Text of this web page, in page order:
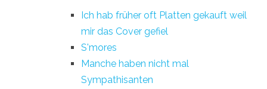
Ich hab früher oft Platten gekauft weil
mir das Cover gefiel
S'mores
Manche haben nicht mal
Sympathisanten